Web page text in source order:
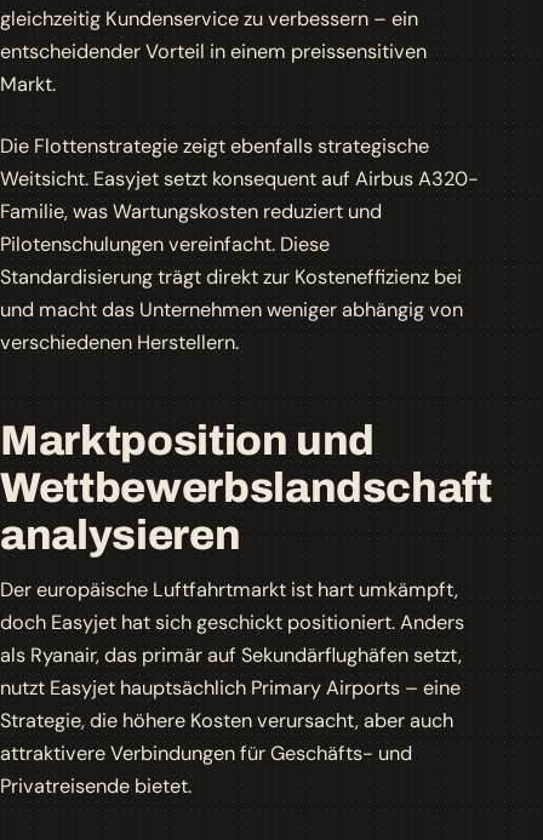
gleichzeitig Kundenservice zu verbessern – ein
entscheidender Vorteil in einem preissensitiven
Markt.
Die Flottenstrategie zeigt ebenfalls strategische
Weitsicht. Easyjet setzt konsequent auf Airbus A320-
Familie, was Wartungskosten reduziert und
Pilotenschulungen vereinfacht. Diese
Standardisierung trägt direkt zurKosteneffizienz bei
und macht das Unternehmen weniger abhängig von
verschiedenen Herstellern.
Marktposition und
Wettbewerbslandschaft
analysieren
Der europäische Luftfahrtmarkt ist hart umkämpft,
doch Easyjet hat sich geschickt positioniert. Anders
als Ryanair, das primär auf Sekundärflughäfen setzt,
nutzt Easyjet hauptsächlichPrimary Airports– eine
Strategie, die höhere Kosten verursacht, aber auch
attraktivere Verbindungen für Geschäfts- und
Privatreisende bietet.